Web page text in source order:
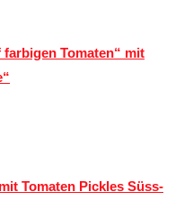
farbigen Tomaten“ mit
Tomaten Pickles Süss-